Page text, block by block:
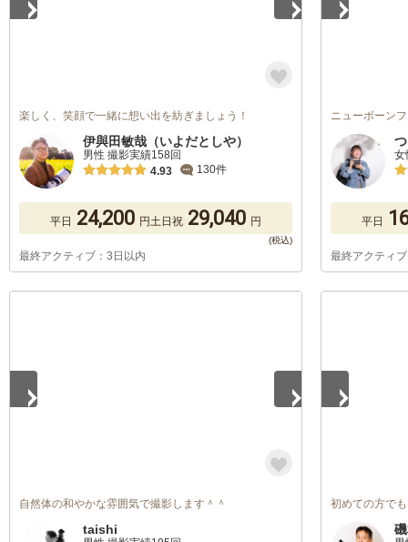
楽しく、笑顔で一緒に想い出を紡ぎましょう！
伊與田敏哉（いよだとしや）
男性 撮影実績158回
4.93
130件
平日 24,200 円土日祝 29,040 円
最終アクティブ：3日以内
ニューボーン
女
平日
最終アクティ
自然体の和やかな雰囲気で撮影します＾＾
taishi
初めての方で